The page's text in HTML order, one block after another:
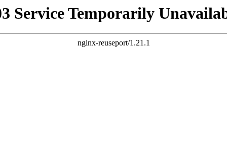
Service Temporarily
nginx-reuseport/1.21.1